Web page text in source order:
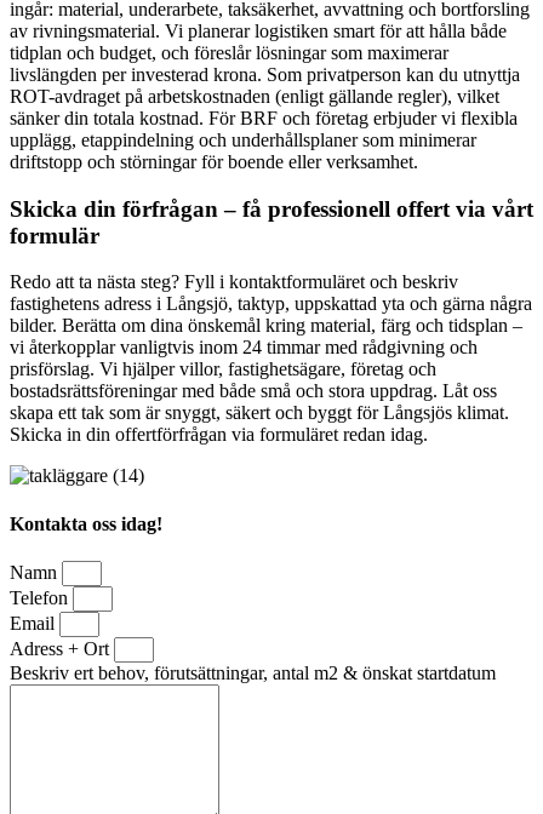
ingår: material, underarbete, taksäkerhet, avvattning och bortforsling
av rivningsmaterial. Vi planerar logistiken smart för att hålla både
tidplan och budget, och föreslår lösningar som maximerar
livslängden per investerad krona. Som privatperson kan du utnyttja
ROT-avdraget på arbetskostnaden (enligt gällande regler), vilket
sänker din totala kostnad. För BRF och företag erbjuder vi flexibla
upplägg, etappindelning och underhållsplaner som minimerar
driftstopp och störningar för boende eller verksamhet.
Skicka din förfrågan – få professionell offert via vårt
formulär
Redo att ta nästa steg? Fyll i kontaktformuläret och beskriv
fastighetens adress i Långsjö, taktyp, uppskattad yta och gärna några
bilder. Berätta om dina önskemål kring material, färg och tidsplan –
vi återkopplar vanligtvis inom 24 timmar med rådgivning och
prisförslag. Vi hjälper villor, fastighetsägare, företag och
bostadsrättsföreningar med både små och stora uppdrag. Låt oss
skapa ett tak som är snyggt, säkert och byggt för Långsjös klimat.
Skicka in din offertförfrågan via formuläret redan idag.
Kontakta oss idag!
Namn
Telefon
Email
Adress + Ort
Beskriv ert behov, förutsättningar, antal m2 & önskat startdatum